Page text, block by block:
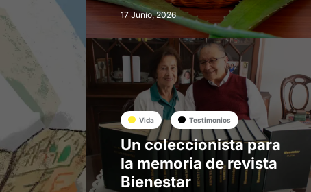
17 Junio, 2026
Vida Testimonios
Un coleccionista para
la memoria de revista
Bienestar